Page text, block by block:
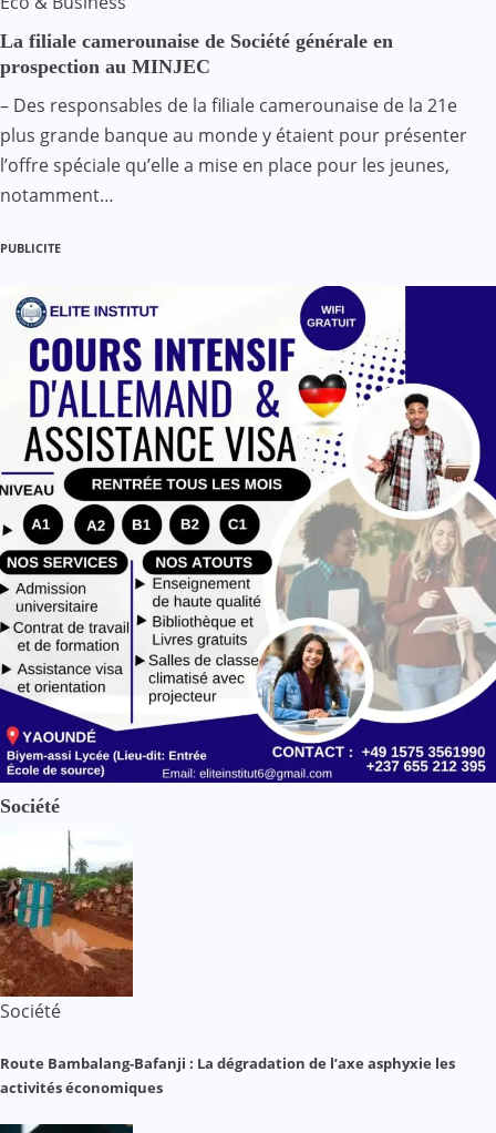
La filiale camerounaise de Société générale en
prospection au MINJEC
– Des responsables de la filiale camerounaise de la 21e
plus grande banque au monde y étaient pour présenter
l’offre spéciale qu’elle a mise en place pour les jeunes,
notamment…
PUBLICITE
Société
Société
Route Bambalang-Bafanji : La dégradation de l’axe asphyxie les
activités économiques